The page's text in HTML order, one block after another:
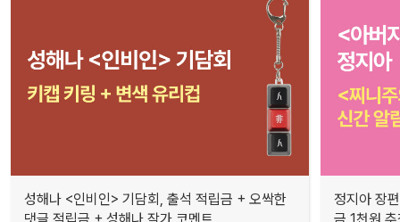
성해나 <인비인> 기담회, 출석 적립금 + 오싹한
댓글 적립금 + 성해나 작가 코멘트
정지아 장
금 1천원